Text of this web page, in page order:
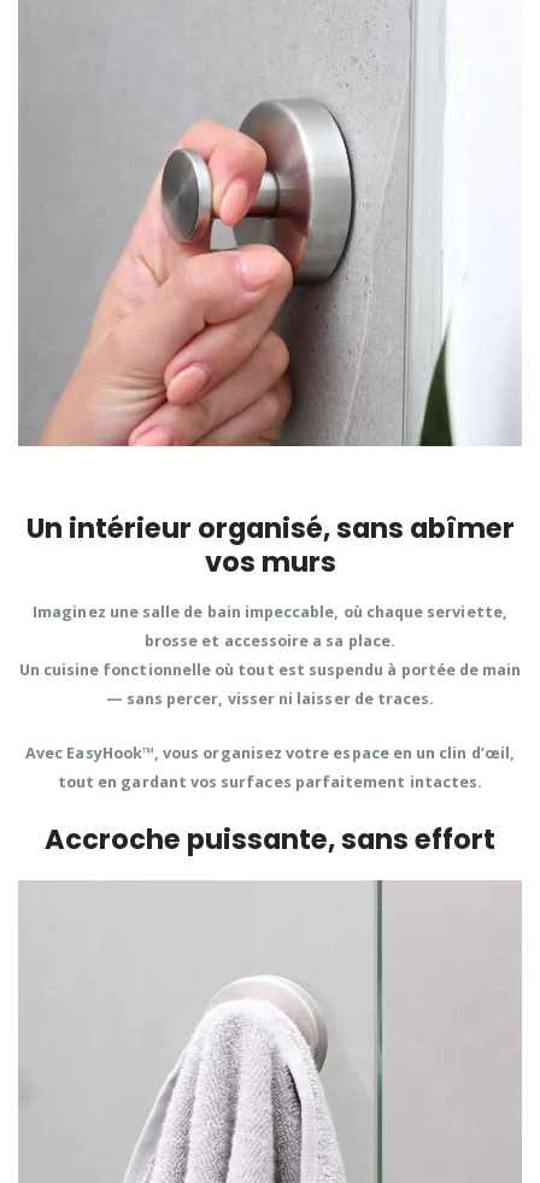
Un intérieur organisé, sans abîmer
vos murs
Imaginez une salle de bain impeccable, où chaque serviette,
brosse et accessoire a sa place.
Un cuisine fonctionnelle où tout est suspendu à portée de main
— sans percer, visser ni laisser de traces.
Avec EasyHook™, vous organisez votre espace en un clin d’œil,
tout en gardant vos surfaces parfaitement intactes.
Accroche puissante, sans effort